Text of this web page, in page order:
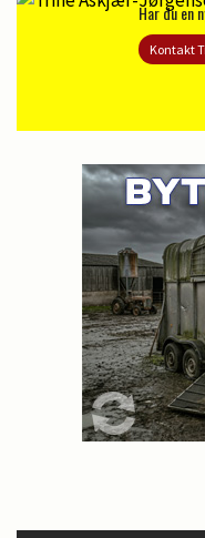
Har du en
Kontakt